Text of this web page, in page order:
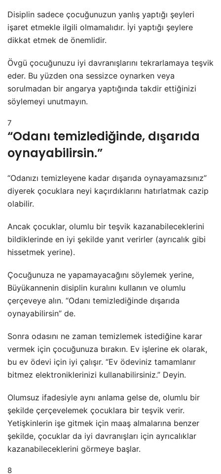
Disiplin sadece çocuğunuzun yanlış yaptığı şeyleri
işaret etmekle ilgili olmamalıdır. İyi yaptığı şeylere
dikkat etmek de önemlidir.
Övgü çocuğunuzu iyi davranışlarını tekrarlamaya teşvik
eder. Bu yüzden ona sessizce oynarken veya
sorulmadan bir angarya yaptığında takdir ettiğinizi
söylemeyi unutmayın.
7
“Odanı temizlediğinde, dışarıda
oynayabilirsin.”
“Odanızı temizleyene kadar dışarıda oynayamazsınız”
diyerek çocuklara neyi kaçırdıklarını hatırlatmak cazip
olabilir.
Ancak çocuklar, olumlu bir teşvik kazanabileceklerini
bildiklerinde en iyi şekilde yanıt verirler (ayrıcalık gibi
hissetmek yerine).
Çocuğunuza ne yapamayacağını söylemek yerine,
Büyükannenin disiplin kuralını kullanın ve olumlu
çerçeveye alın. “Odanı temizlediğinde dışarıda
oynayabilirsin” de.
Sonra odasını ne zaman temizlemek istediğine karar
vermek için çocuğunuza bırakın. Ev işlerine ek olarak,
bu ev ödevi için iyi çalışır. “Ev ödeviniz tamamlanır
bitmez elektroniklerinizi kullanabilirsiniz.” Deyin.
Olumsuz ifadesiyle aynı anlama gelse de, olumlu bir
şekilde çerçevelemek çocuklara bir teşvik verir.
Yetişkinlerin işe gitmek için maaş almalarına benzer
şekilde, çocuklar da iyi davranışları için ayrıcalıklar
kazanabileceklerini görmeye başlar.
8